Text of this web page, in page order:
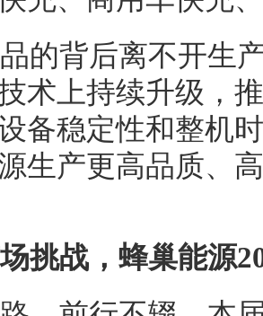
的背后离不开生
术上持续升级，
备稳定性和整机
生产更高品质、
挑战， 蜂巢能源